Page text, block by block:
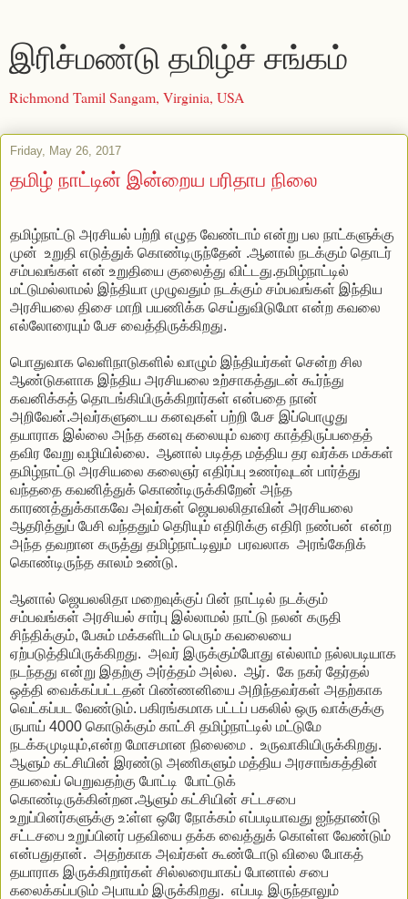
இரிச்மண்டு தமிழ்ச் சங்கம்
Richmond Tamil Sangam, Virginia, USA
Friday, May 26, 2017
தமிழ் நாட்டின் இன்றைய பரிதாப நிலை
தமிழ்நாட்டு அரசியல் பற்றி எழுத வேண்டாம் என்று பல நாட்களுக்கு
முன் உறுதி எடுத்துக் கொண்டிருந்தேன் .ஆனால் நடக்கும் தொடர்
சம்பவங்கள் என் உறுதியை குலைத்து விட்டது.தமிழ்நாட்டில்
மட்டுமல்லாமல் இந்தியா முழுவதும் நடக்கும் சம்பவங்கள் இந்திய
அரசியலை திசை மாறி பயணிக்க செய்துவிடுமோ என்ற கவலை
எல்லோரையும் பேச வைத்திருக்கிறது.
பொதுவாக வெளிநாடுகளில் வாழும் இந்தியர்கள் சென்ற சில
ஆண்டுகளாக இந்திய அரசியலை உற்சாகத்துடன் கூர்ந்து
கவனிக்கத் தொடங்கியிருக்கிறார்கள் என்பதை நான்
அறிவேன்.அவர்களுடைய கனவுகள் பற்றி பேச இப்பொழுது
தயாராக இல்லை அந்த கனவு கலையும் வரை காத்திருப்பதைத்
தவிர வேறு வழியில்லை. ஆனால் படித்த மத்திய தர வர்க்க மக்கள்
தமிழ்நாட்டு அரசியலை கலைஞர் எதிர்ப்பு உணர்வுடன் பார்த்து
வந்ததை கவனித்துக் கொண்டிருக்கிறேன் அந்த
காரணத்துக்காகவே அவர்கள் ஜெயலலிதாவின் அரசியலை
ஆதரித்துப் பேசி வந்ததும் தெரியும் எதிரிக்கு எதிரி நண்பன் என்ற
அந்த தவறான கருத்து தமிழ்நாட்டிலும் பரவலாக அரங்கேறிக்
கொண்டிருந்த காலம் உண்டு.
ஆனால் ஜெயலலிதா மறைவுக்குப் பின் நாட்டில் நடக்கும்
சம்பவங்கள் அரசியல் சார்பு இல்லாமல் நாட்டு நலன் கருதி
சிந்திக்கும், பேசும் மக்களிடம் பெரும் கவலையை
ஏற்படுத்தியிருக்கிறது. அவர் இருக்கும்போது எல்லாம் நல்லபடியாக
நடந்தது என்று இதற்கு அர்த்தம் அல்ல. ஆர். கே நகர் தேர்தல்
ஒத்தி வைக்கப்பட்டதன் பிண்ணனியை அறிந்தவர்கள் அதற்காக
வெட்கப்பட
வேண்டும். பகிரங்கமாக பட்டப் பகலில் ஒரு வாக்குக்கு
ருபாய் 4000 கொடுக்கும் காட்சி தமிழ்நாட்டில் மட்டுமே
நடக்கமுடியும்,என்ற மோசமான நிலைமை . உருவாகியிருக்கிறது.
ஆளும் கட்சியின் இரண்டு அணிகளும் மத்திய அரசாங்கத்தின்
தயவைப் பெறுவதற்கு போட்டி போட்டுக்
கொண்டிருக்கின்றன.ஆளும் கட்சியின் சட்டசபை
உறுப்பினர்களுக்கு உ:ள்ள ஒரே நோக்கம் எப்படியாவது ஐந்தாண்டு
சட்டசபை உறுப்பினர் பதவியை தக்க வைத்துக் கொள்ள வேண்டும்
என்பதுதான். அதற்காக அவர்கள் கூண்டோடு விலை போகத்
தயாராக இருக்கிறார்கள் சில்லரையாகப் போனால் சபை
கலைக்கப்படும் அபாயம் இருக்கிறது. எப்படி இருந்தாலும்